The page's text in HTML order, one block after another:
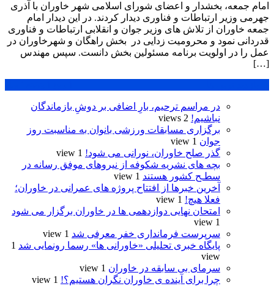
امام جمعه، بخشدار و اعضای شورای اسلامی شهر خاوران با آذری
جهرمی وزیر ارتباطات و فناوری دیدار کردند. در این دیدار امام
جمعه خاوران از تلاش های وزیر جوان و انقلابی ارتباطات و فناوری
قدردانی نمود و محرومیت زدایی در بخش راهگان و شهرخاوران در
عمل را در اولویت برنامه مسئولین بخش دانست. سپس مهندس
[…]
در مراسم ترحیم، بارِ اضافی بر دوشِ بازماندگان
نباشیم! 2 views
برگزاری مسابقات ورزشی بانوان به مناسبت روز
جوان 1 view
گذر صلح خاوران، نورانی می شود! 1 view
بچه های نشریه شکوفه از نیروهای موفق رسانه در
سطـح کشور هستند 1 view
آخرین خبرها از افتتاح پروژه های عمرانی در خاوران؛
فعلا هیچ! 1 view
امتحان نهایی دوازدهمی ها در خاوران برگزار می شود
1 view
سرپرست فرمانداری خفر معرفی شد 1 view
پایگاه خبری تحلیلی «خاورانی ها» رسما رونمایی شد 1
view
سرمای بی سابقه در خاوران 1 view
چرا برای آینده ی خاوران نگران هستیم؟! 1 view